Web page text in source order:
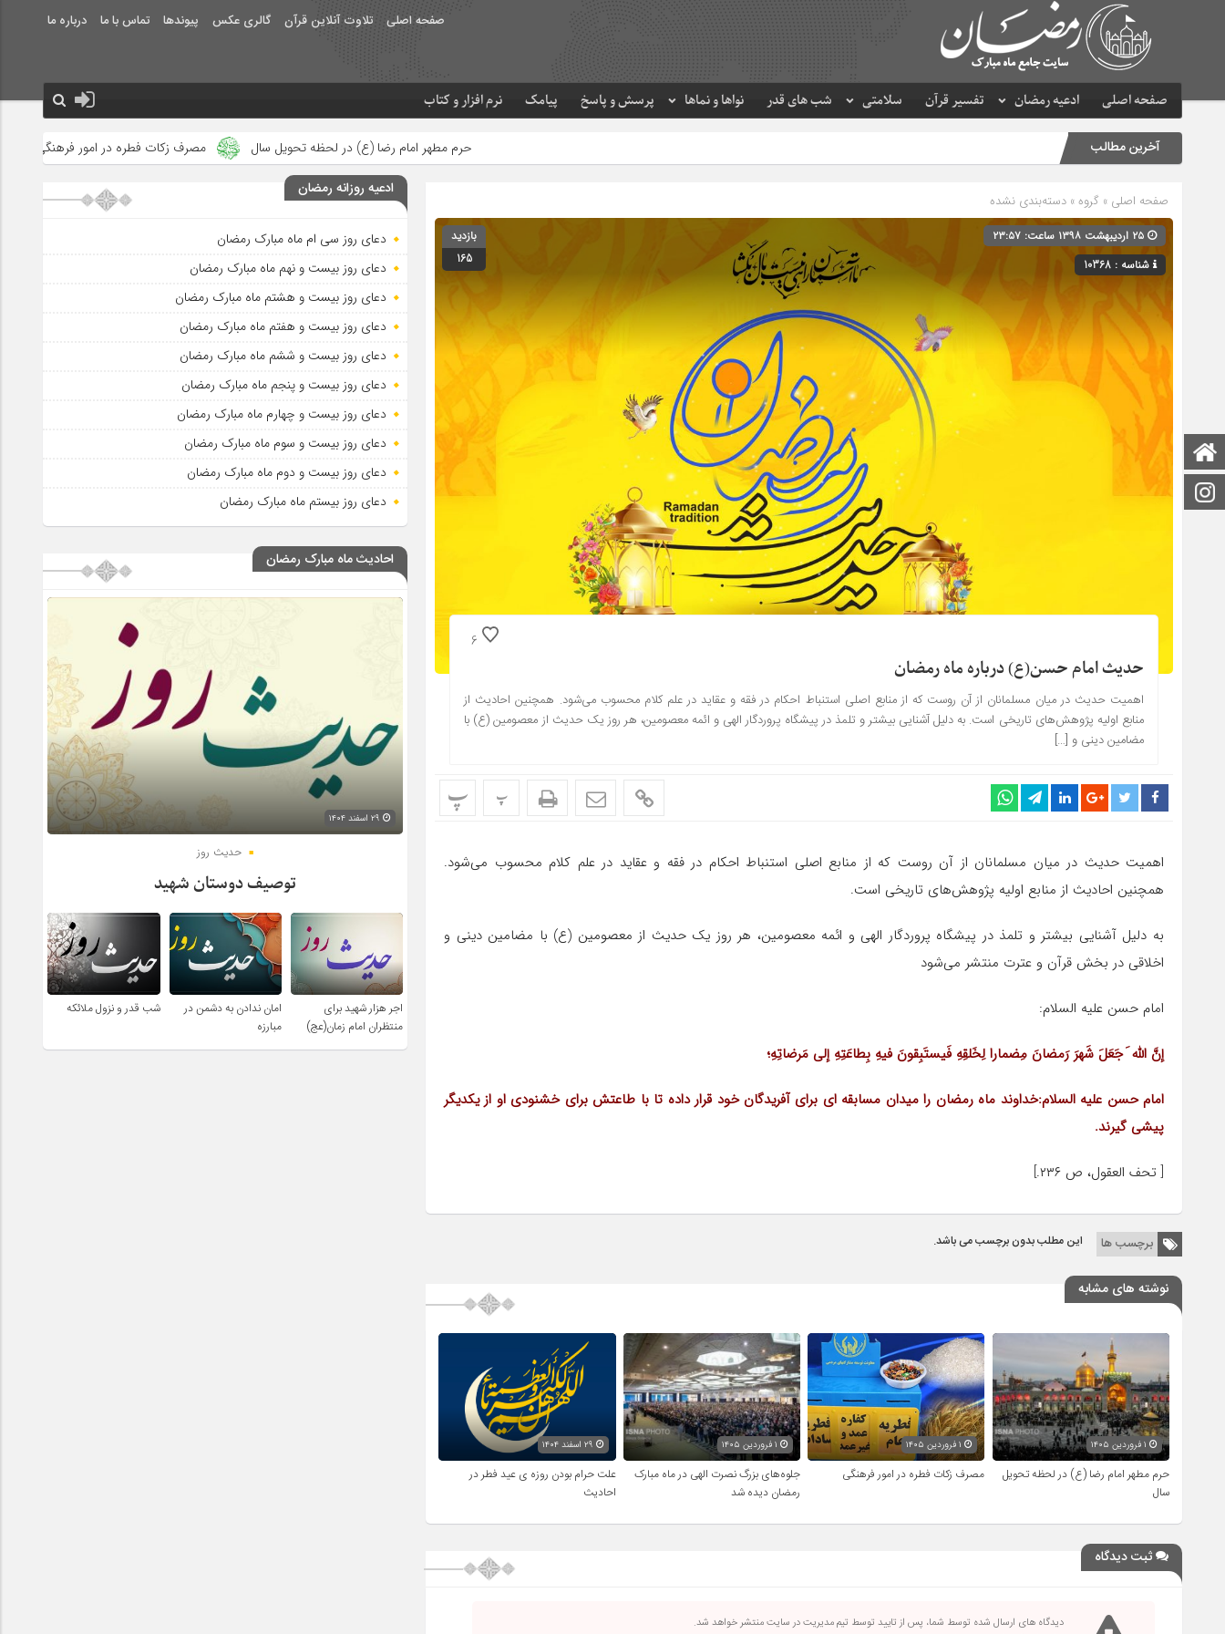
صفحه اصلی تلاوت آنلاین قرآن گالری عکس پیوندها تماس با ما درباره ما
صفحه اصلی ادعیه رمضان تفسیر قرآن سلامتی شب های قدر نواها و نماها پرسش و پاسخ پیامک نرم افزار و کتاب
صفحه اصلی
اینستاگرام
آخرین مطالب حرم مطهر امام رضا (ع) در لحظه تحویل سال مصرف زکات فطره در امور فرهنگی جلوه‌های بزرگ
صفحه اصلی » گروه » دسته‌بندی نشده
شناسه : 10368
بازدید
165
6
حدیث امام حسن(ع) درباره ماه رمضان
اهمیت حدیث در میان مسلمانان از آن روست که از منابع اصلی استنباط احکام در فقه و عقاید در علم کلام محسوب می‌شود. همچنین احادیث از
منابع اولیه پژوهش‌های تاریخی است. به دلیل آشنایی بیشتر و تلمذ در پیشگاه پروردگار الهی و ائمه معصومین، هر روز یک حدیث از معصومین (ع) با
مضامین دینی و […]
پ پ
اهمیت حدیث در میان مسلمانان از آن روست که از منابع اصلی استنباط احکام در فقه و عقاید در علم کلام محسوب می‌شود.
همچنین احادیث از منابع اولیه پژوهش‌های تاریخی است.
به دلیل آشنایی بیشتر و تلمذ در پیشگاه پروردگار الهی و ائمه معصومین، هر روز یک حدیث از معصومین (ع) با مضامین دینی و
اخلاقی در بخش قرآن و عترت منتشر می‌شود
امام حسن علیه السلام:
إنَّ اللّه َ جَعَلَ شَهرَ رَمضانَ مِضمارا لِخَلقِهِ فَیستَبِقونَ فیهِ بِطاعَتِهِ إلى مَرضاتِهِ؛
امام حسن علیه السلام:خداوند ماه رمضان را میدان مسابقه اى براى آفریدگان خود قرار داده تا با طاعتش براى خشنودى او از یکدیگر
پیشى گیرند.
[ تحف العقول، ص ۲۳۶.]
برچسب ها این مطلب بدون برچسب می باشد.
نوشته های مشابه
حرم مطهر امام رضا (ع) در لحظه تحویل
سال
۱ فروردین ۱۴۰۵
مصرف زکات فطره در امور فرهنگی
جلوه‌های بزرگ نصرت الهی در ماه مبارک
رمضان دیده شد
علت حرام بودن روزه ی عید فطر در
احادیث
ثبت دیدگاه
دیدگاه های ارسال شده توسط شما، پس از تایید توسط تیم مدیریت در سایت منتشر خواهد شد.
ادعیه روزانه رمضان
دعای روز سی ام ماه مبارک رمضان
دعای روز بیست و نهم ماه مبارک رمضان
دعای روز بیست و هشتم ماه مبارک رمضان
دعای روز بیست و هفتم ماه مبارک رمضان
دعای روز بیست و ششم ماه مبارک رمضان
دعای روز بیست و پنجم ماه مبارک رمضان
دعای روز بیست و چهارم ماه مبارک رمضان
دعای روز بیست و سوم ماه مبارک رمضان
دعای روز بیست و دوم ماه مبارک رمضان
دعای روز بیستم ماه مبارک رمضان
احادیث ماه مبارک رمضان
حدیث روز
توصیف دوستان شهید
اجر هزار شهید برای
منتظران امام زمان(عج)
امان ندادن به دشمن در
مبارزه
شب قدر و نزول ملائکه